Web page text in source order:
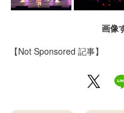
画像
【Not Sponsored 記事】